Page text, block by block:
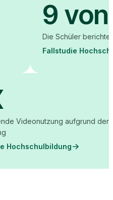
9 von 10
Die Schüler berichteten von
Fallstudie Hochschulbildung
Zunehmende Videonutzung
Fallstudie